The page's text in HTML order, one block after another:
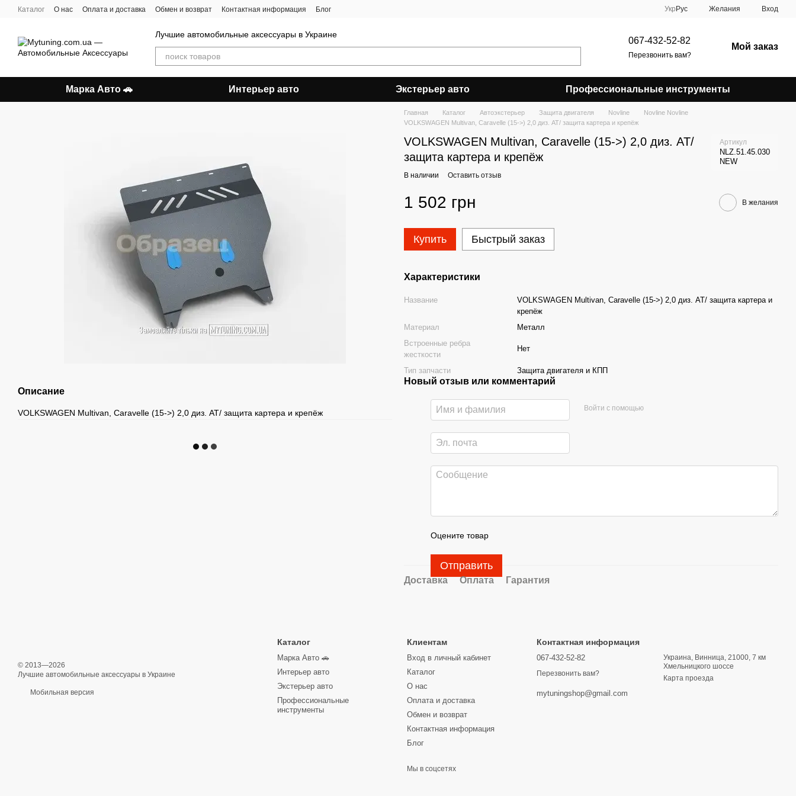
Перейти к основному контенту
Каталог О нас Оплата и доставка Обмен и возврат Контактная информация Блог Укр Рус Желания Вход
Лучшие автомобильные аксессуары в Украине
067-432-52-82
Перезвонить вам?
Мой заказ
Марка Авто 🚗 Интерьер авто Экстерьер авто Профессиональные инструменты
Описание
VOLKSWAGEN Multivan, Caravelle (15->) 2,0 диз. AT/ защита картера и крепёж
Главная Каталог Автоэкстерьер Защита двигателя Novline
Novline Novline
VOLKSWAGEN Multivan, Caravelle (15->) 2,0 диз. AT/ защита картера и крепёж
VOLKSWAGEN Multivan, Caravelle (15->) 2,0 диз. AT/
защита картера и крепёж
Артикул
NLZ.51.45.030
NEW
В наличии Оставить отзыв
1 502 грн В желания
Купить Быстрый заказ
Характеристики
Название
VOLKSWAGEN Multivan, Caravelle (15->) 2,0 диз. AT/ защита картера и
крепёж
Материал
Металл
Встроенные ребра
жесткости
Нет
Тип запчасти Защита двигателя и КПП
Новый отзыв или комментарий
Войти с помощью
Оцените товар
Отправить
Доставка Оплата Гарантия
© 2013—2026
Лучшие автомобильные аксессуары в Украине
Мобильная версия
Каталог
Марка Авто 🚗
Интерьер авто
Экстерьер авто
Профессиональные
инструменты
Клиентам
Вход в личный кабинет
Каталог
О нас
Оплата и доставка
Обмен и возврат
Контактная информация
Блог
Мы в соцсетях
Контактная информация
067-432-52-82
Перезвонить вам?
mytuningshop@gmail.com
Украина, Винница, 21000, 7 км
Хмельницкого шоссе
Карта проезда